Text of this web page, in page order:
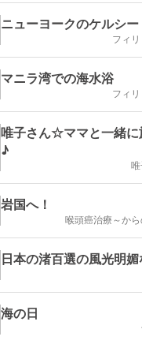
ニューヨークのケルシー
フィ
マニラ湾での海水浴
フィ
唯子さん☆ママと一緒
♪
岩国へ！
喉頭癌治療～か
日本の渚百選の風光明
海の日